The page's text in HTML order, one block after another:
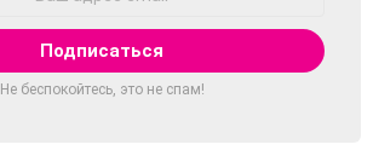
Не беспокойтесь, это не спам!